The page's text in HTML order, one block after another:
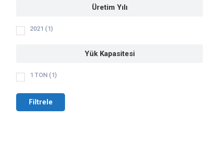
Üretim Yılı
2021 (1)
Yük Kapasitesi
1 TON (1)
Filtrele